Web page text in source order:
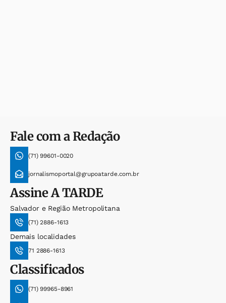
Fale com a Redação
(71) 99601-0020
jornalismoportal@grupoatarde.com.br
AssineA TARDE
Salvador e Região Metropolitana
(71) 2886-1613
Demais localidades
71 2886-1613
Classificados
(71) 99965-8961